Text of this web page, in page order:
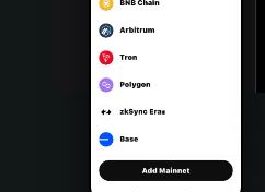
Bahasa Indonesia
Português (Brasil)
Español (Argentina)